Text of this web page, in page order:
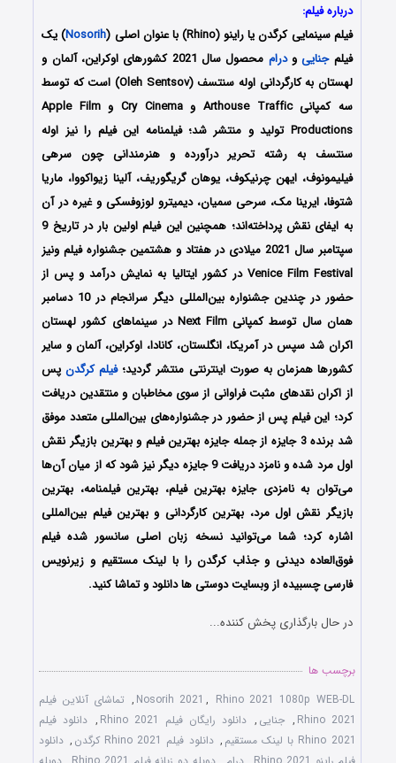
درباره فیلم:
فیلم سینمایی کرگدن یا راینو (Rhino) با عنوان اصلی (
Nosorih) یک
فیلمجناییودرام
محصول سال 2021 کشورهای اوکراین، آلمان و
لهستان به کارگردانی اوله سنتسف (Oleh Sentsov) است که توسط
سه کمپانی Arthouse Traffic و Cry Cinema و Apple Film
Productions تولید و منتشر شد؛ فیلمنامه این فیلم را نیز اوله
سنتسف به رشته تحریر درآورده و هنرمندانی چون سرهی
فیلیمونوف، ایهن چرنیکوف، یوهان گریگوریف، آلینا زیواکووا، ماریا
شتوفا، ایرینا مک، سرحی سمیان، دیمیترو لوزوفسکی و غیره در آن
به ایفای نقش پرداخته‌اند؛ همچنین این فیلم اولین بار در تاریخ 9
سپتامبر سال 2021 میلادی در هفتاد و هشتمین جشنواره فیلم ونیز
Venice Film Festival در کشور ایتالیا به نمایش درآمد و پس از
حضور در چندین جشنواره بین‌المللی دیگر سرانجام در 10 دسامبر
همان سال توسط کمپانی Next Film در سینماهای کشور لهستان
اکران شد سپس در آمریکا، انگلستان، کانادا، اوکراین، آلمان و سایر
کشورها همزمان به صورت اینترنتی منتشر گردید؛فیلم کرگدنپس
از اکران نقدهای مثبت فراوانی از سوی مخاطبان و منتقدین دریافت
کرد؛ این فیلم پس از حضور در جشنواره‌های بین‌المللی متعدد موفق
شد برنده 3 جایزه از جمله جایزه بهترین فیلم و بهترین بازیگر نقش
اول مرد شده و نامزد دریافت 9 جایزه دیگر نیز شود که از میان آن‌ها
می‌توان به نامزدی جایزه بهترین فیلم، بهترین فیلمنامه، بهترین
بازیگر نقش اول مرد، بهترین کارگردانی و بهترین فیلم بین‌المللی
اشاره کرد؛ شما می‌توانید نسخه زبان اصلی سانسور شده فیلم
فوق‌العاده دیدنی و جذاب کرگدن را با لینک مستقیم و زیرنویس
فارسی چسبیده از وبسایت دوستی ها دانلود و تماشا کنید.
در حال بارگذاری پخش کننده...
برچسب ها
Nosorih 2021 , Rhino 2021 1080p WEB-DL
, تماشای آنلاین فیلم
Rhino 2021
, جنایی , دانلود رایگان فیلم Rhino 2021 , دانلود فیلم
Rhino 2021 با لینک مستقیم
, دانلود فیلم Rhino 2021 کرگدن , دانلود